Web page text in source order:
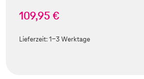
109,95 €
Lieferzeit:1-3 Werktage